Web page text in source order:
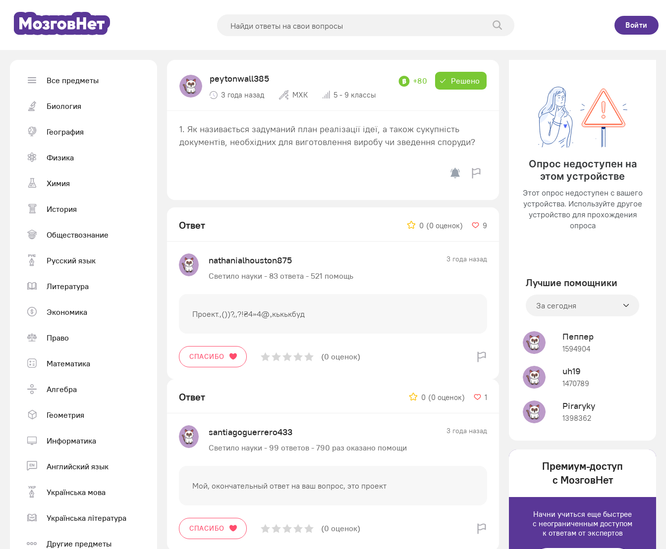
Войти
Все предметы
Биология
География
Физика
Химия
История
Обществознание
Русский язык
Литература
Экономика
Право
Математика
Алгебра
Геометрия
Информатика
Английский язык
Українська мова
Українська література
Другие предметы
peytonwall385 +80 Решено
3 года назад МХК 5 - 9 классы
1. Як називається задуманий план реалізації ідеї, а також сукупність
документів, необхідних для виготовлення виробу чи зведення споруди?
Ответ 0 (0 оценок) 9
nathanialhouston875 3 года назад
Светило науки - 83 ответа - 521 помощь
Проект.,())?,,?!₴4»4@‚кькькбуд
СПАСИБО (0 оценок)
Ответ 0 (0 оценок) 1
santiagoguerrero433 3 года назад
Светило науки - 99 ответов - 790 раз оказано помощи
Мой, окончательный ответ на ваш вопрос, это проект
СПАСИБО (0 оценок)
Лучшие помощники
За сегодня
Пеппер
1594904
uh19
1470789
Piraryky
1398362
Luluput
Премиум-доступ
с МозговНет
Начни учиться еще быстрее
с неограниченным доступом
к ответам от экспертов